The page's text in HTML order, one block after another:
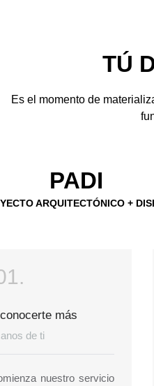
TÚ
Es el momento de
PADI
ARQUITECTÓNICO +
más
de ti
nuestro servicio